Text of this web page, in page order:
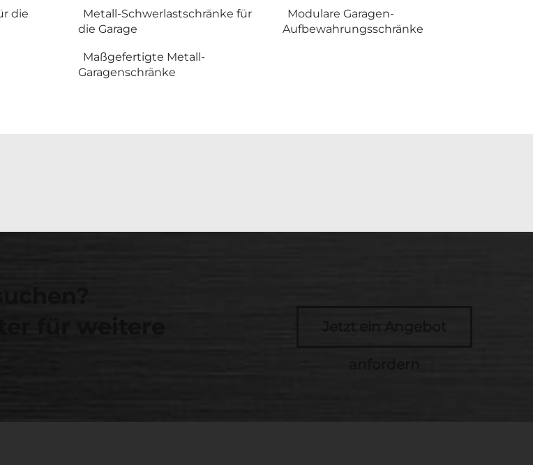
die
Metall-Schwerlastschränke für
die Garage
Modulare Garagen-
Aufbewahrungsschränke
Maßgefertigte Metall-
Garagenschränke
Jetzt ein Angebot